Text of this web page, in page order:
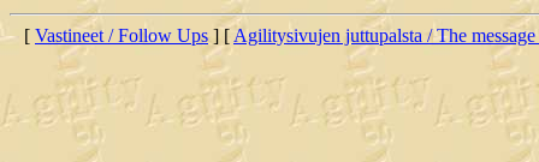
[ Vastineet / Follow Ups ] [Agilitysivujen juttupalsta / The